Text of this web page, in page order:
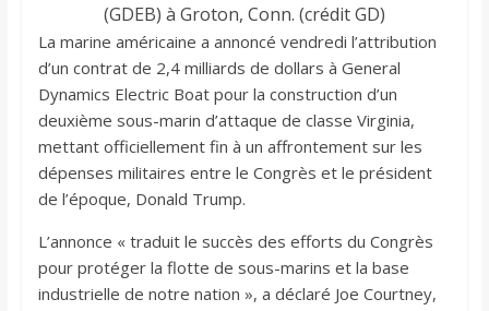
(GDEB) à Groton, Conn. (crédit GD)
La marine américaine a annoncé vendredi l’attribution
d’un contrat de 2,4 milliards de dollars à General
Dynamics Electric Boat pour la construction d’un
deuxième sous-marin d’attaque de classe Virginia,
mettant officiellement fin à un affrontement sur les
dépenses militaires entre le Congrès et le président
de l’époque, Donald Trump.
L’annonce « traduit le succès des efforts du Congrès
pour protéger la flotte de sous-marins et la base
industrielle de notre nation », a déclaré Joe Courtney,